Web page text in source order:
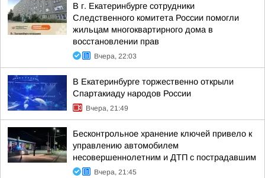
В г. Екатеринбурге сотрудники
Следственного комитета России помогли
жильцам многоквартирного дома в
восстановлении прав
Вчера, 22:03
В Екатеринбурге торжественно открыли
Спартакиаду народов России
Вчера, 21:49
Бесконтрольное хранение ключей привело к
управлению автомобилем
несовершеннолетним и ДТП с пострадавшим
Вчера, 21:45